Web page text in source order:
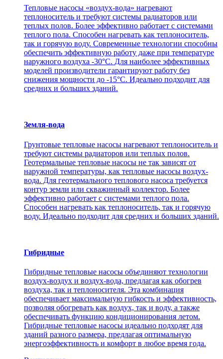
Тепловые насосы «воздух-вода» нагревают
теплоноситель и требуют системы радиаторов или
теплых полов. Более эффективно работает с системами
теплого пола. Способен нагревать как теплоноситель,
так и горячую воду. Современные технологии способны
обеспечить эффективную работу даже при температуре
наружного воздуха -30°С. Для наиболее эффективных
моделей производители гарантируют работу без
снижения мощности до -15°C. Идеально подходит для
средних и больших зданий.
Земля-вода
Грунтовые тепловые насосы нагревают теплоноситель и
требуют системы радиаторов или теплых полов.
Геотермальные тепловые насосы не так зависят от
наружной температуры, как тепловые насосы воздух-
вода. Для геотермального теплового насоса требуется
контур земли или скважинный коллектор. Более
эффективно работает с системами теплого пола.
Способен нагревать как теплоноситель, так и горячую
воду. Идеально подходит для средних и больших зданий.
Гибридные
Гибридные тепловые насосы объединяют технологии
воздух-воздух и воздух-вода, предлагая как обогрев
воздуха, так и теплоносителя. Эта комбинация
обеспечивает максимальную гибкость и эффективность,
позволяя обогревать как воздух, так и воду, а также
обеспечивать функцию кондиционирования летом.
Гибридные тепловые насосы идеально подходят для
зданий разного размера, предлагая оптимальную
энергоэффективность и комфорт в любое время года.